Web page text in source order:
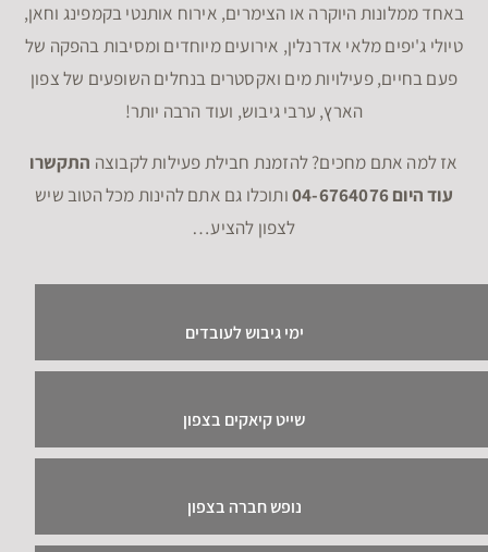
באחד ממלונות היוקרה או הצימרים, אירוח אותנטי בקמפינג וחאן,
טיולי ג'יפים מלאי אדרנלין, אירועים מיוחדים ומסיבות בהפקה של
פעם בחיים, פעילויות מים ואקסטרים בנחלים השופעים של צפון
הארץ, ערבי גיבוש, ועוד הרבה יותר!
אז למה אתם מחכים? להזמנת חבילת פעילות לקבוצה התקשרו
עוד היום 04-6764076
ותוכלו גם אתם להינות מכל הטוב שיש
לצפון להציע…
ימי גיבוש לעובדים
שייט קיאקים בצפון
נופש חברה בצפון